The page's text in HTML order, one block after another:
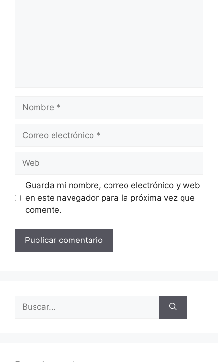
Guarda mi nombre, correo electrónico y web
en este navegador para la próxima vez que
comente.